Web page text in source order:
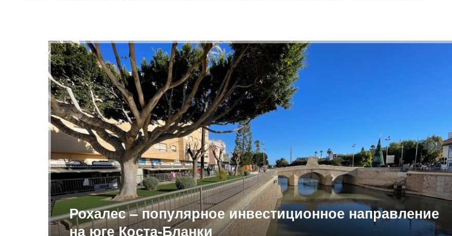
Рохалес – популярное инвестиционное направление
на юге Коста-Бланки